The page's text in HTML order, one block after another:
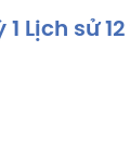
1 Lịch sử